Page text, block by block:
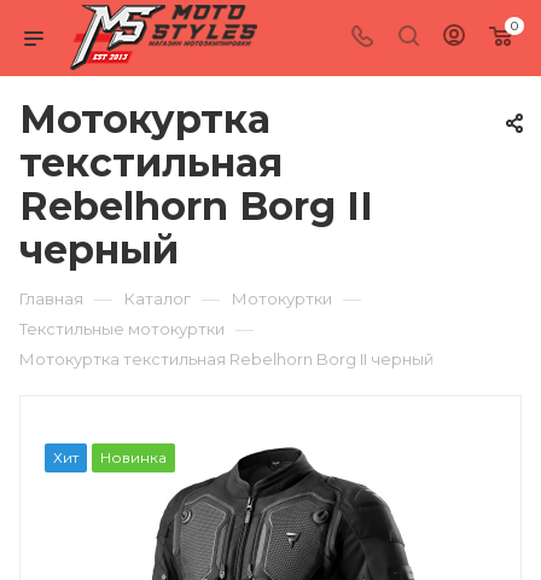
0
Мотокуртка
текстильная
Rebelhorn Borg II
черный
Главная — Каталог — Мотокуртки —
Текстильные мотокуртки —
Мотокуртка текстильная Rebelhorn Borg II черный
Хит Новинка